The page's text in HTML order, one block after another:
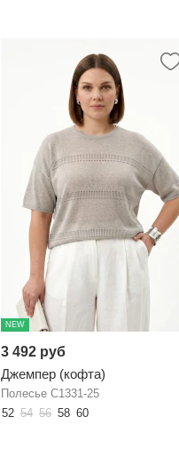
NEW
3 492 руб
Джемпер (кофта)
Полесье С1331-25
52 54 56 58 60